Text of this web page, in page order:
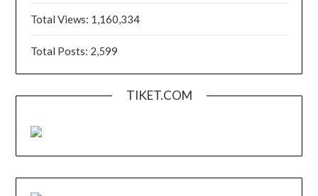
Total Views: 1,160,334
Total Posts: 2,599
TIKET.COM